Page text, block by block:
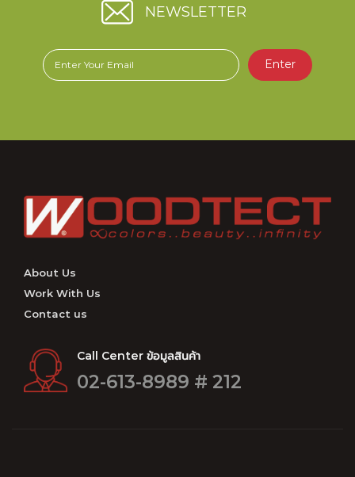
โดยตลอด
NEWSLETTER
Enter
About Us
Work With Us
Contact us
Call Center ข้อมูลสินค้า
02-613-8989 # 212